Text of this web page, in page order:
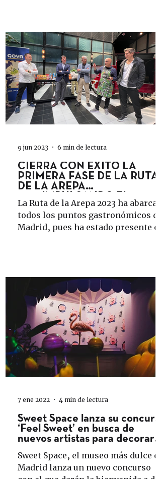
CIERRA CON ÉXITO LA
PRIMERA FASE DE LA RUTA
DE LA AREPA
RECONOCIMIENTO DE LA
AREP
La Ruta de la Arepa 2023 ha
todos los puntos gastronómicos de
Madrid, pues ha estado presente en
9 jun 2023 6 min de lectura
Sweet Space lanza su concurso
‘Feel Sweet’ en busca de
nuevos artistas para decorar
Sweet Space, el museo más dulce de
Madrid lanza un nuevo concurso
7 ene 2022 4 min de lectura